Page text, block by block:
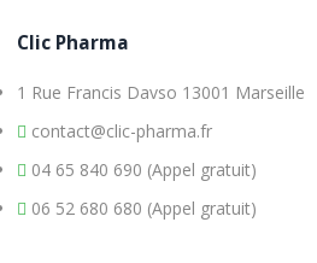
Clic Pharma
1 Rue Francis Davso 13001 Marseille
contact@clic-pharma.fr
04 65 840 690 (Appel gratuit)
06 52 680 680 (Appel gratuit)